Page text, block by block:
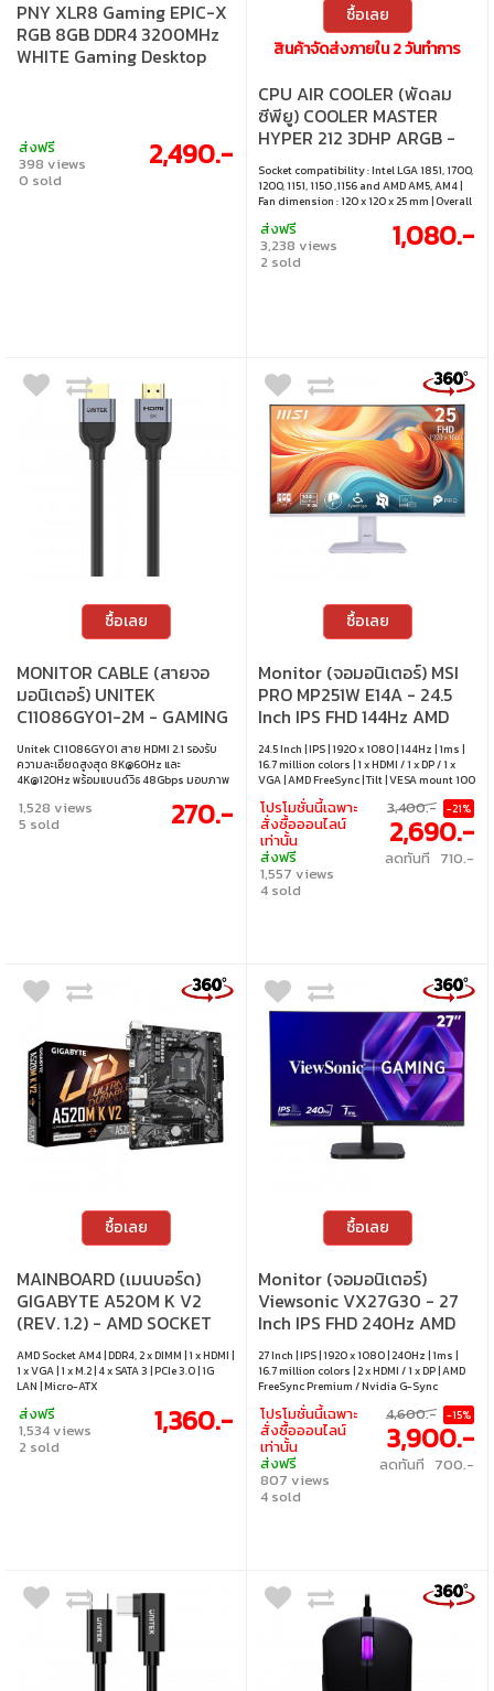
PNY XLR8 Gaming EPIC-X
RGB 8GB DDR4 3200MHz
WHITE Gaming Desktop
ส่งฟรี
398 views
0 sold
2,490.-
ซื้อเลย
สินค้าจัดส่งภายใน 2 วันทำการ
CPU AIR COOLER (พัดลม
ซีพียู) COOLER MASTER
HYPER 212 3DHP ARGB -
BLACK
Socket compatibility : Intel LGA 1851, 1700,
1200, 1151, 1150 ,1156 and AMD AM5, AM4 |
Fan dimension : 120 x 120 x 25 mm | Overall
Connector : 4 Pin PWM
ส่งฟรี
3,238 views
2 sold
1,080.-
ซื้อเลย
MONITOR CABLE (สายจอ
มอนิเตอร์) UNITEK
C11086GY01-2M - GAMING
8K 60Hz HDMI 2.1 CABLE
2M
Unitek C11086GY01 สาย HDMI 2.1 รองรับ
ความละเอียดสูงสุด 8K@60Hz และ
4K@120Hz พร้อมแบนด์วิธ 48Gbps มอบภาพ
รองรับ Dynamic HDR, HDCP 2.3 และเสียงรอบ
ทิศทางผ่าน ARC/DTS-HD/Dolby ให้
1,528 views
5 sold 270.-
ซื้อเลย
Monitor (จอมอนิเตอร์) MSI
PRO MP251W E14A - 24.5
Inch IPS FHD 144Hz AMD
FreeSync
24.5 Inch | IPS | 1920 x 1080 | 144Hz | 1ms |
16.7 million colors | 1 x HDMI / 1 x DP / 1 x
VGA | AMD FreeSync | Tilt | VESA mount 100
x 100 mm
โปรโมชั่นนี้เฉพาะ
สั่งซื้อออนไลน์
เท่านั้น
ส่งฟรี
1,557 views
4 sold
3,400.- -21%
2,690.-
ลดทันที 710.-
ซื้อเลย
MAINBOARD (เมนบอร์ด)
GIGABYTE A520M K V2
(REV. 1.2) - AMD SOCKET
AM4 DDR4 MICRO-ATX
AMD Socket AM4 | DDR4, 2 x DIMM | 1 x HDMI |
1 x VGA | 1 x M.2 | 4 x SATA 3 | PCIe 3.0 | 1G
LAN | Micro-ATX
ส่งฟรี
1,534 views
2 sold
1,360.-
ซื้อเลย
Monitor (จอมอนิเตอร์)
Viewsonic VX27G30 - 27
Inch IPS FHD 240Hz AMD
FreeSync Premium Nvidia
G-Sync Compatible
27 Inch | IPS | 1920 x 1080 | 240Hz | 1ms |
16.7 million colors | 2 x HDMI / 1 x DP | AMD
FreeSync Premium / Nvidia G-Sync
Compatible | Tilt | VESA mount 100 x 100
mm
โปรโมชั่นนี้เฉพาะ
สั่งซื้อออนไลน์
เท่านั้น
ส่งฟรี
807 views
4 sold
4,600.- -15%
3,900.-
ลดทันที 700.-